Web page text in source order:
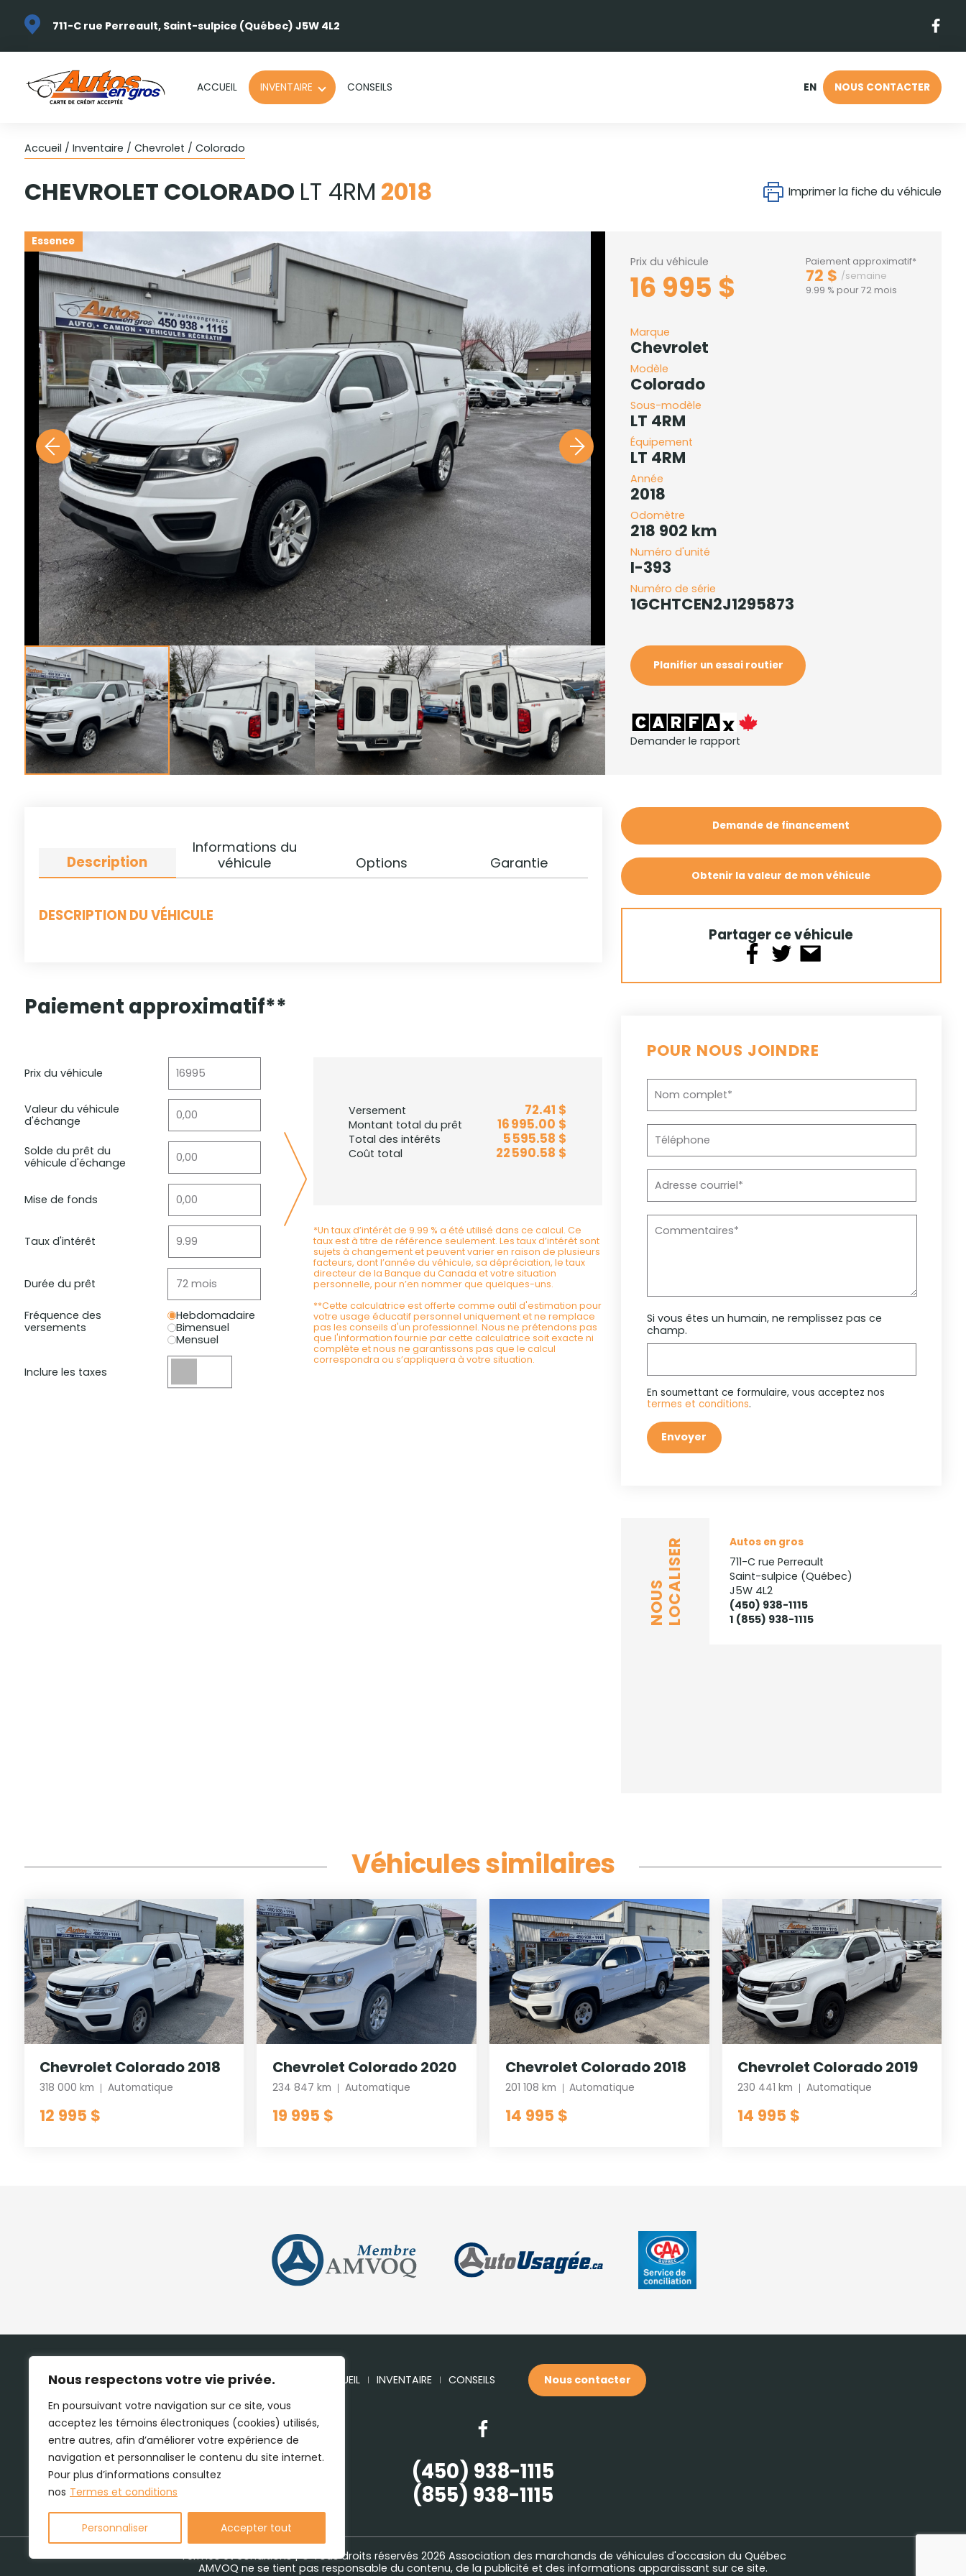
Nous respectons votre vie privée.
En poursuivant votre navigation sur ce site, vous
acceptez les témoins électroniques (cookies) utilisés,
entre autres, afin d’améliorer votre expérience de
navigation et personnaliser le contenu du site internet.
Pour plus d’informations consultez
nos Termes et conditions
Personnaliser Accepter tout
711-C rue Perreault, Saint-sulpice (Québec) J5W 4L2
ACCUEIL INVENTAIRE CONSEILS EN NOUS CONTACTER
Accueil / Inventaire / Chevrolet / Colorado
CHEVROLET COLORADO LT 4RM 2018 Imprimer la fiche du véhicule
Essence
Prix du véhicule
16 995 $
Paiement approximatif*
72 $ /semaine
9.99 % pour 72 mois
Marque
Chevrolet
Modèle
Colorado
Sous-modèle
LT 4RM
Équipement
LT 4RM
Année
2018
Odomètre
218 902 km
Numéro d'unité
I-393
Numéro de série
1GCHTCEN2J1295873
Planifier un essai routier
Demander le rapport
Description
Informations du
véhicule
Options Garantie
DESCRIPTION DU VÉHICULE
Paiement approximatif**
Prix du véhicule
Valeur du véhicule
d'échange
Solde du prêt du
véhicule d'échange
Mise de fonds
Taux d'intérêt
Durée du prêt
Fréquence des
versements
Hebdomadaire
Bimensuel
Mensuel
Inclure les taxes
Versement 72.41 $
Montant total du prêt 16 995.00 $
Total des intérêts 5 595.58 $
Coût total 22 590.58 $
*Un taux d’intérêt de 9.99 % a été utilisé dans ce calcul. Ce
taux est à titre de référence seulement. Les taux d’intérêt sont
sujets à changement et peuvent varier en raison de plusieurs
facteurs, dont l’année du véhicule, sa dépréciation, le taux
directeur de la Banque du Canada et votre situation
personnelle, pour n’en nommer que quelques-uns.
**Cette calculatrice est offerte comme outil d'estimation pour
votre usage éducatif personnel uniquement et ne remplace
pas les conseils d'un professionnel. Nous ne prétendons pas
que l'information fournie par cette calculatrice soit exacte ni
complète et nous ne garantissons pas que le calcul
correspondra ou s’appliquera à votre situation.
Demande de financement
Obtenir la valeur de mon véhicule
Partager ce véhicule
POUR NOUS JOINDRE
Si vous êtes un humain, ne remplissez pas ce
champ.
En soumettant ce formulaire, vous acceptez nos
termes et conditions.
Envoyer
NOUSLOCALISER Autos en gros
711-C rue Perreault
Saint-sulpice (Québec)
J5W 4L2
(450) 938-1115
1 (855) 938-1115
Véhicules similaires
Chevrolet Colorado 2018
318 000 km Automatique
12 995 $
Chevrolet Colorado 2020
234 847 km Automatique
19 995 $
Chevrolet Colorado 2018
201 108 km Automatique
14 995 $
Chevrolet Colorado 2019
230 441 km Automatique
14 995 $
ACCUEIL INVENTAIRE CONSEILS Nous contacter
(450) 938-1115
(855) 938-1115
Termes et conditions| © Tous droits réservés 2026 Association des marchands de véhicules d'occasion du Québec
AMVOQ ne se tient pas responsable du contenu, de la publicité et des informations apparaissant sur ce site.